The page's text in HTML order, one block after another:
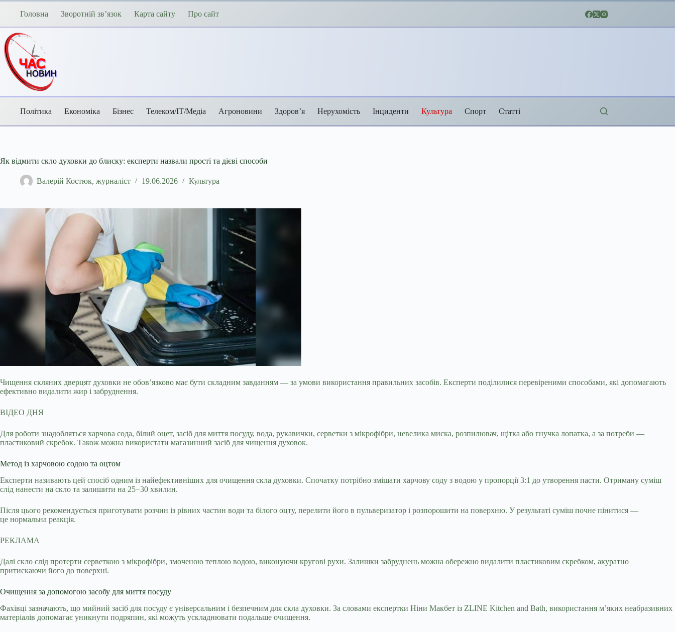
Перейти
Головна Зворотній зв’язок Карта сайту Про сайт
Політика Економіка Бізнес Телеком/ІТ/Медіа Агроновини Здоров’я Нерухомість Інциденти Культура Спорт Статті
Як відмити скло духовки до блиску: експерти назвали прості та дієві способи
Валерій Костюк, журналіст 19.06.2026 Культура
Чищення скляних дверцят духовки не обов’язково має бути складним завданням — за умови використання правильних засобів. Експерти поділилися перевіреними способами, які допомагають
ефективно видалити жир і забруднення.
ВІДЕО ДНЯ
Для роботи знадобляться харчова сода, білий оцет, засіб для миття посуду, вода, рукавички, серветки з мікрофібри, невелика миска, розпилювач, щітка або гнучка лопатка, а за потреби —
пластиковий скребок. Також можна використати магазинний засіб для чищення духовок.
Метод із харчовою содою та оцтом
Експерти називають цей спосіб одним із найефективніших для очищення скла духовки. Спочатку потрібно змішати харчову соду з водою у пропорції 3:1 до утворення пасти. Отриману суміш
слід нанести на скло та залишити на 25−30 хвилин.
Після цього рекомендується приготувати розчин із рівних частин води та білого оцту, перелити його в пульверизатор і розпорошити на поверхню. У результаті суміш почне пінитися —
це нормальна реакція.
РЕКЛАМА
Далі скло слід протерти серветкою з мікрофібри, змоченою теплою водою, виконуючи кругові рухи. Залишки забруднень можна обережно видалити пластиковим скребком, акуратно
притискаючи його до поверхні.
Очищення за допомогою засобу для миття посуду
Фахівці зазначають, що мийний засіб для посуду є універсальним і безпечним для скла духовки. За словами експертки Ніни Макбет із ZLINE Kitchen and Bath, використання м’яких неабразивних
матеріалів допомагає уникнути подряпин, які можуть ускладнювати подальше очищення.